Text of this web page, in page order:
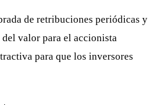
de retribuciones periódicas y
valor para el accionista
para que los inversores